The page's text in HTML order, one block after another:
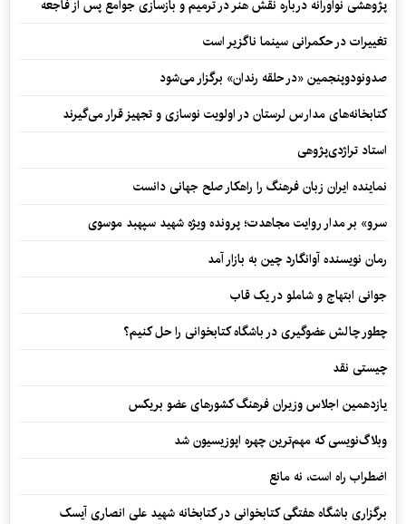
پژوهشی نوآورانه درباره نقش هنر در ترمیم و بازسازی جوامع پس از فاجعه
تغییرات در حکمرانی سینما ناگزیر است
صدونودوپنجمین «در حلقه رندان» برگزار می‌شود
کتابخانه‌های مدارس لرستان در اولویت نوسازی و تجهیز قرار می‌گیرند
استاد تراژدی‌پژوهی
نماینده ایران زبان فرهنگ را راهکار صلح جهانی دانست
سرو» بر مدار روایت مجاهدت؛ پرونده ویژه شهید سپهبد موسوی
رمان نویسنده آوانگارد چین به بازار آمد
جوانی ابتهاج و شاملو در یک قاب
چطور چالش عضوگیری در باشگاه کتابخوانی را حل کنیم؟
چیستی نقد
یازدهمین اجلاس وزیران فرهنگ کشورهای عضو بریکس
وبلاگ‌نویسی که مهم‌ترین چهره اپوزیسیون شد
اضطراب راه است، نه مانع
برگزاری باشگاه هفتگی کتابخوانی در کتابخانه شهید علی انصاری آیسک